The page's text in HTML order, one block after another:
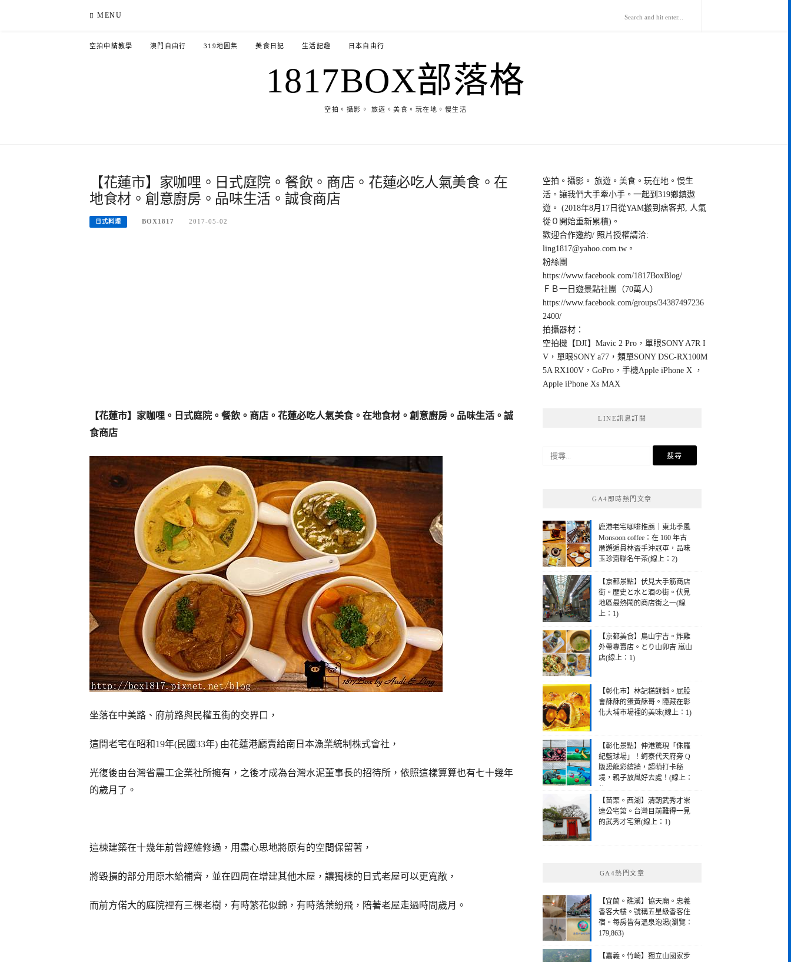
MENU
空拍申請教學 澳門自由行 319地圖集 美食日記 生活記趣 日本自由行
1817BOX部落格
空拍。攝影。 旅遊。美食。玩在地。慢生活
【花蓮市】家咖哩。日式庭院。餐飲。商店。花蓮必吃人氣美食。在
地食材。創意廚房。品味生活。誠食商店
日式料理 BOX1817 2017-05-02
【花蓮市】家咖哩。日式庭院。餐飲。商店。花蓮必吃人氣美食。在地食材。創意廚房。品味生活。誠
食商店
坐落在中美路、府前路與民權五街的交界口，
這間老宅在昭和19年(民國33年) 由花蓮港廳賣給南日本漁業統制株式會社，
光復後由台灣省農工企業社所擁有，之後才成為台灣水泥董事長的招待所，依照這樣算算也有七十幾年
的歲月了。
這棟建築在十幾年前曾經維修過，用盡心思地將原有的空間保留著，
將毀損的部分用原木給補齊，並在四周在增建其他木屋，讓獨棟的日式老屋可以更寬敞，
而前方偌大的庭院裡有三棵老樹，有時繁花似錦，有時落葉紛飛，陪著老屋走過時間歲月。
空拍。攝影。 旅遊。美食。玩在地。慢生
活。讓我們大手牽小手。一起到319鄉鎮遨
遊。 (2018年8月17日從YAM搬到痞客邦, 人氣
從０開始重新累積)。
歡迎合作邀約/ 照片授權請洽:
ling1817@yahoo.com.tw 。
粉絲團
https://www.facebook.com/1817BoxBlog/
ＦＢ一日遊景點社團（70萬人）
https://www.facebook.com/groups/34387497236
2400/
拍攝器材：
空拍機【DJI】Mavic 2 Pro，單眼SONY A7R I
V，單眼SONY a77，類單SONY DSC-RX100M
5A RX100V，GoPro，手機Apple iPhone X ，
Apple iPhone Xs MAX
LINE訊息訂閱
搜
GA4即時熱門文章
鹿港老宅咖啡推薦｜東北季風
Monsoon coffee：在 160 年古
厝邂逅員林盃手沖冠軍，品味
玉珍齋聯名午茶(線上：2)
【京都景點】伏見大手筋商店
街。歴史と水と酒の街。伏見
地區最熱鬧的商店街之一(線
上：1)
【京都美食】鳥山宇吉。炸雞
外帶專賣店。とり山卯吉 嵐山
店(線上：1)
【彰化市】林記糕餅舖。屁股
會酥酥的蛋黃酥哥。隱藏在彰
化大埔市場裡的美味(線上：1)
【彰化景點】伸港驚現「侏羅
紀籃球場」！蚵寮代天府旁 Q
版恐龍彩繪牆，超萌打卡秘
境，親子放風好去處！(線上：
1)
【苗栗。西湖】清朝武秀才崇
達公宅第。台灣目前難得一見
的武秀才宅第(線上：1)
GA4熱門文章
【宜蘭。礁溪】協天廟。忠義
香客大樓。號稱五星級香客住
宿。每房皆有溫泉泡湯(瀏覽：
179,863)
【嘉義。竹崎】獨立山國家步